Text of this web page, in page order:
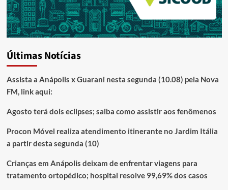
Últimas Notícias
Assista a Anápolis x Guarani nesta segunda (10.08) pela Nova
FM, link aqui:
Agosto terá dois eclipses; saiba como assistir aos fenômenos
Procon Móvel realiza atendimento itinerante no Jardim Itália
a partir desta segunda (10)
Crianças em Anápolis deixam de enfrentar viagens para
tratamento ortopédico; hospital resolve 99,69% dos casos